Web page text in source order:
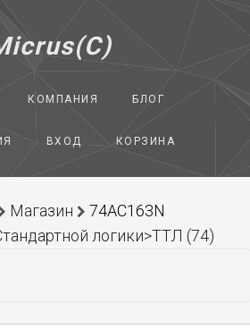
КОМПАНИЯ БЛОГ
ВХОД КОРЗИНА
Магазин
74AC163N
логики>ТТЛ (74)